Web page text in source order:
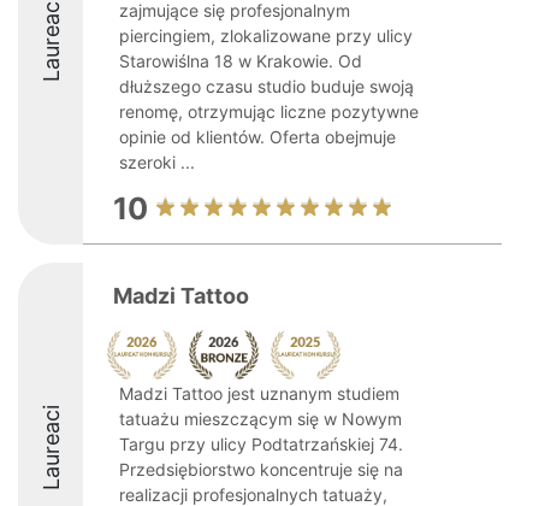
Laureaci
zajmujące się profesjonalnym
piercingiem, zlokalizowane przy ulicy
Starowiślna 18 w Krakowie. Od
dłuższego czasu studio buduje swoją
renomę, otrzymując liczne pozytywne
opinie od klientów. Oferta obejmuje
szeroki ...
10
Laureaci
Madzi Tattoo
Madzi Tattoo jest uznanym studiem
tatuażu mieszczącym się w Nowym
Targu przy ulicy Podtatrzańskiej 74.
Przedsiębiorstwo koncentruje się na
realizacji profesjonalnych tatuaży,